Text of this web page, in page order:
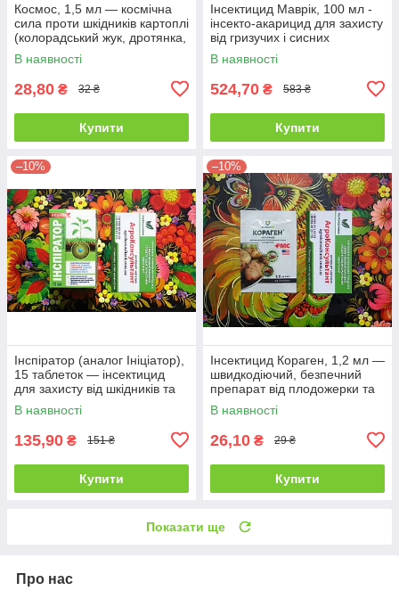
Космос, 1,5 мл — космічна
сила проти шкідників картоплі
(колорадський жук, дротянка,
попелиця)
В наявності
28,80 ₴ 32 ₴
Купити
Інсектицид Маврік, 100 мл -
інсекто-акарицид для захисту
від гризучих і сисних
шкідників Безпечний для
бджіл
В наявності
524,70 ₴ 583 ₴
Купити
–10%
Інспіратор (аналог Ініціатор),
15 таблеток — інсектицид
для захисту від шкідників та
прискорення росту препарат
таблетки
В наявності
135,90 ₴ 151 ₴
Купити
–10%
Інсектицид Кораген, 1,2 мл —
швидкодіючий, безпечний
препарат від плодожерки та
колорадського жука
В наявності
26,10 ₴ 29 ₴
Купити
Показати ще
Про нас